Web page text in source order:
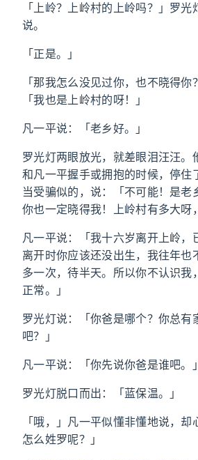
「上岭？上岭村的上岭吗？」罗
说。
「正是。」
「那我怎么没见过你，也不晓得你
「我也是上岭村的呀！」
凡一平说：「老乡好。」
罗光灯两眼放光，就差眼泪汪汪。
和凡一平握手或拥抱的时候，停住
当受骗似的，说：「不可能！是老
你也一定晓得我！上岭村有多大呀
凡一平说：「我十六岁离开上岭，
离开时你应该还没出生，我往年也
多一次，待半天。所以你不认识我
正常。」
罗光灯说：「你爸是哪个？你总有
吧？」
凡一平说：「你先说你爸是谁吧。
罗光灯脱口而出：「蓝保温。」
「哦，」凡一平似懂非懂地说，
怎么姓罗呢？」